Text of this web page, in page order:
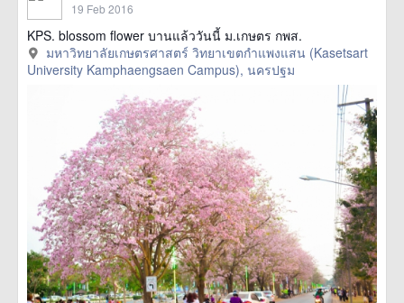
19 Feb 2016
KPS. blossom flower บานแล้ววันนี้ ม.เกษตร กพส.
มหาวิทยาลัยเกษตรศาสตร์ วิทยาเขตกำแพงแสน (Kasetsart
University Kamphaengsaen Campus), นครปฐม